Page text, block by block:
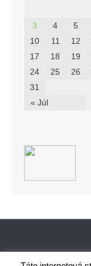
« Júl
3
4 5
10
11 12
17
18 19
24
25 26
31